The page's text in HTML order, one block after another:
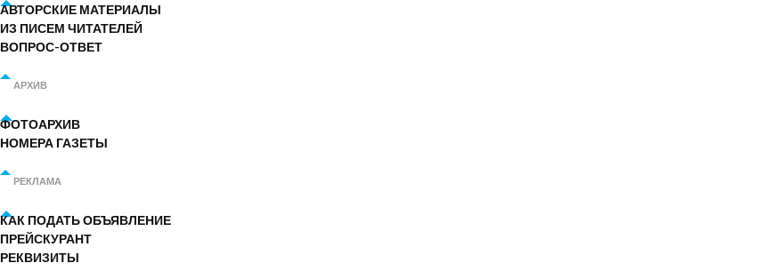
АВТОРСКИЕ МАТЕРИАЛЫ
ИЗ ПИСЕМ ЧИТАТЕЛЕЙ
ВОПРОС-ОТВЕТ
АРХИВ
ФОТОАРХИВ
НОМЕРА ГАЗЕТЫ
РЕКЛАМА
КАК ПОДАТЬ ОБЪЯВЛЕНИЕ
ПРЕЙСКУРАНТ
РЕКВИЗИТЫ